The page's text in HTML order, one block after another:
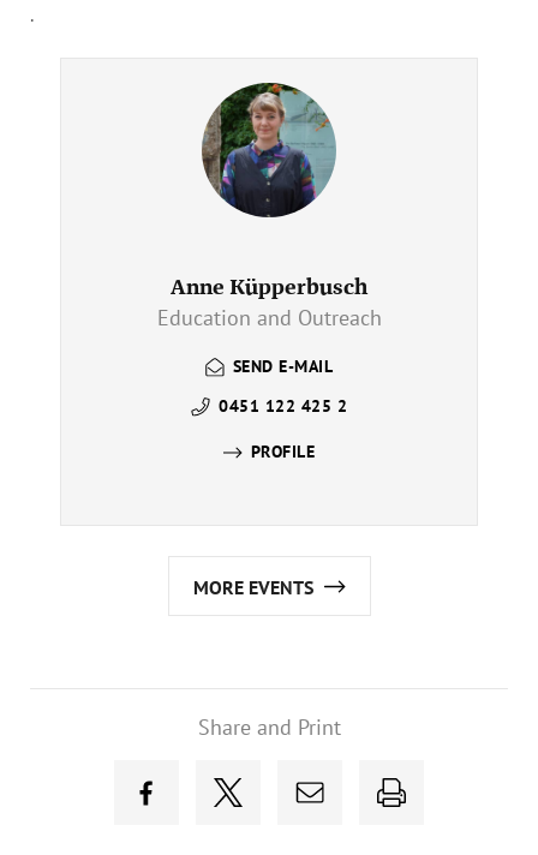
.
Anne Küpperbusch
Education and Outreach
SEND E-MAIL
0451 122 425 2
PROFILE
MORE EVENTS
Share and Print